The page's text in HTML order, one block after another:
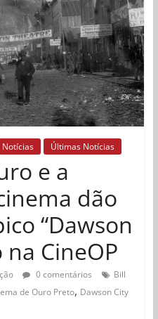
Notícias Últimas Notícias
e a
dão
“Dawson
na CineOP
0 comentários
Bill
de Ouro Preto, Dawson City